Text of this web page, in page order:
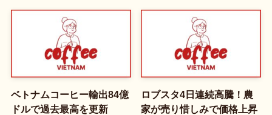
ベトナムコーヒー輸出84億
ドルで過去最高を更新
ロブスタ4日連続高騰！農
家が売り惜しみで価格上昇